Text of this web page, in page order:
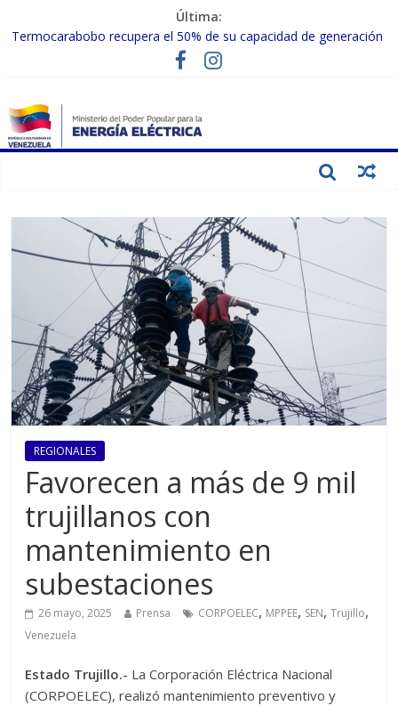
Última:
Termocarabobo recupera el 50% de su capacidad de generación
MPPEE avanza en la recuperación de infraestructuras eléctricas
Gobierno Nacional coordina acciones con el sector privado para
fortalecer el SEN ante el «Súper Niño»
Inspeccionan trabajos de rehabilitación en instalaciones del SEN
REGIONALES
Favorecen a más de 9 mil
trujillanos con
mantenimiento en
subestaciones
26 mayo, 2025 Prensa CORPOELEC, MPPEE, SEN,Trujillo,
Venezuela
Estado Trujillo.- La Corporación Eléctrica Nacional
(CORPOELEC), realizó mantenimiento preventivo y